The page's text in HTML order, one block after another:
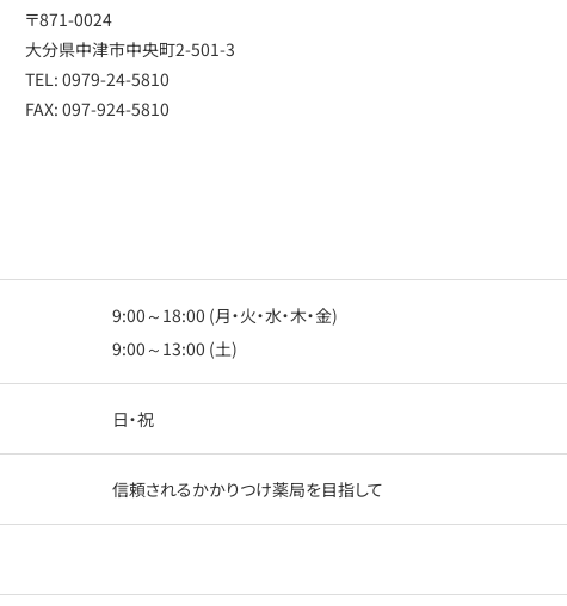
〒871-0024
大分県中津市中央町2-501-3
TEL: 0979-24-5810
FAX: 097-924-5810
9:00～18:00 (月・火・水・木・金)
9:00～13:00 (土)
日・祝
信頼されるかかりつけ薬局を目指して